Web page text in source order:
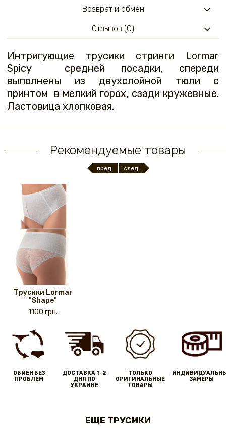
Интригующие трусики стринги Lormar
Spicy средней посадки, спереди
выполнены из двухслойной тюли с
принтом в мелкий горох, сзади кружевные.
Ластовица хлопковая.
Возврат и обмен
Отзывов (0)
Рекомендуемые товары
пред. след.
Трусики Lormar
"Shape"
1100 грн.
ОБМЕН БЕЗ
ПРОБЛЕМ
ДОСТАВКА 1-2
ДНЯ ПО
УКРАИНЕ
ТОЛЬКО
ОРИГИНАЛЬНЫЕ
ТОВАРЫ
ЗАМЕРЫ
ЕЩЕ ТРУСИКИ